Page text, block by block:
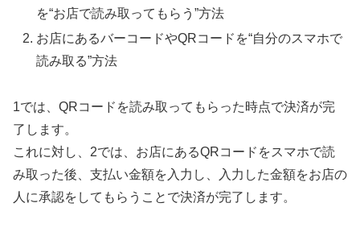
を“お店で読み取ってもらう”方法
お店にあるバーコードやQRコードを“自分のスマホで
読み取る”方法
1では、QRコードを読み取ってもらった時点で決済が完
了します。
これに対し、2では、お店にあるQRコードをスマホで読
み取った後、支払い金額を入力し、入力した金額をお店の
人に承認をしてもらうことで決済が完了します。